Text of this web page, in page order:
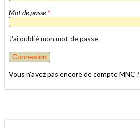
Mot de passe*
J'ai oublié mon mot de passe
Vous n'avez pas encore de compte MNC ?